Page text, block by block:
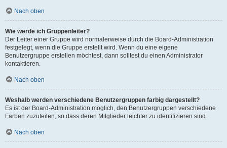
Nach oben
Wie werde ich Gruppenleiter?
Der Leiter einer Gruppe wird normalerweise durch die Board-Administration
festgelegt, wenn die Gruppe erstellt wird. Wenn du eine eigene
Benutzergruppe erstellen möchtest, dann solltest du einen Administrator
kontaktieren.
Nach oben
Weshalb werden verschiedene Benutzergruppen farbig dargestellt?
Es ist der Board-Administration möglich, den Benutzergruppen verschiedene
Farben zuzuteilen, so dass deren Mitglieder leichter zu identifizieren sind.
Nach oben